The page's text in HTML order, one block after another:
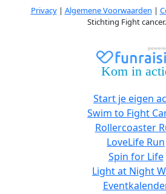
Privacy| Algemene Voorwaarden |
Stichting Fight
Kom in
Start je eigen
Swim to Fight
Rollercoaster
LoveLife Run
Spin for Life
Light at Night